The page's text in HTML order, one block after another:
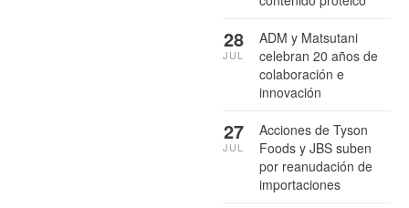
ADM y Matsutani
celebran 20 años de
colaboración e
innovación
28
JUL
Acciones de Tyson
Foods y JBS suben
por reanudación de
importaciones
27
JUL